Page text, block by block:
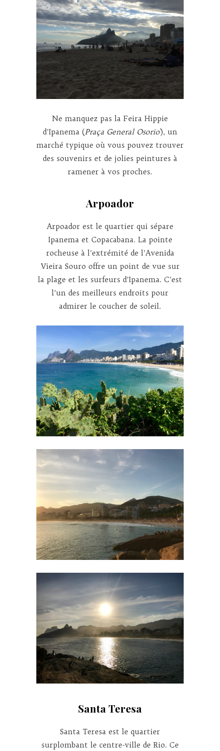
Ne manquez pas la Feira Hippie
d’Ipanema (Praça General Osorio), un
marché typique où vous pouvez trouver
des souvenirs et de jolies peintures à
ramener à vos proches.
Arpoador
Arpoador est le quartier qui sépare
Ipanema et Copacabana. La pointe
rocheuse à l’extrémité de l’Avenida
Vieira Souro offre un point de vue sur
la plage et les surfeurs d’Ipanema. C’est
l’un des meilleurs endroits pour
admirer le coucher de soleil.
Santa Teresa
Santa Teresa est le quartier
surplombant le centre-ville de Rio. Ce